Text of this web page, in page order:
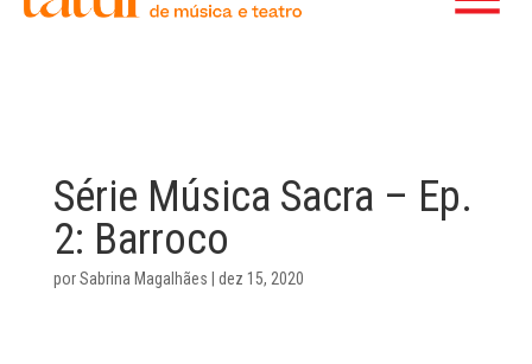
Série Música Sacra – Ep.
2: Barroco
porSabrina Magalhães dez 15, 2020